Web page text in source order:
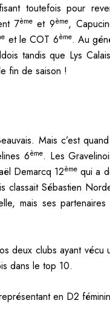
toutefois pour
7èmeet 9ème,
et le COT 6ème. Au
tandis que Lys
fin de saison !
Mais c’est
6ème. Les
Demarcq 12ème qui a
classait Sébastien
mais ses
deux clubs ayant vécu
dans le top 10.
en D2